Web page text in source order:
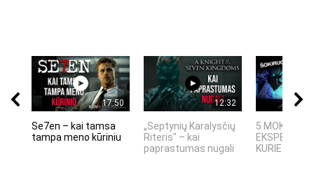
17:50
Se7en – kai tamsa
tampa meno kūriniu
12:32
„Septynių Karalysčių
Riteris" – kai
paprastumas nugali
5 MOKSLINIAI
KURIE